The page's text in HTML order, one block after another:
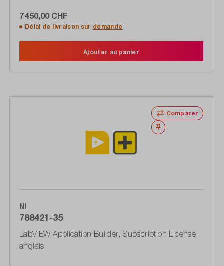
7 450,00 CHF
Délai de livraison sur demande
Ajouter au panier
Comparer
Noter
NI
788421-35
LabVIEW Application Builder, Subscription License,
anglais